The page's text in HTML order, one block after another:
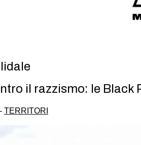
il razzismo: le Black
TERRITORI